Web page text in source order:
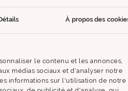
À propos des
le contenu et les annonces,
médias sociaux et d'analyser notre
informations sur l'utilisation de notre
Aide & Contact
JE SUIS
FAQ